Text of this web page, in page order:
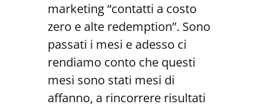
marketing “contatti a costo
zero e alte redemption”. Sono
passati i mesi e adesso ci
rendiamo conto che questi
mesi sono stati mesi di
affanno, a rincorrere risultati